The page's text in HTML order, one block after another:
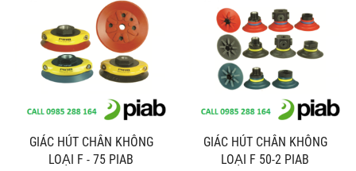
GIÁC HÚT CHÂN KHÔNG
LOẠI F - 75 PIAB
GIÁC HÚT CHÂN KHÔNG
LOẠI F 50-2 PIAB